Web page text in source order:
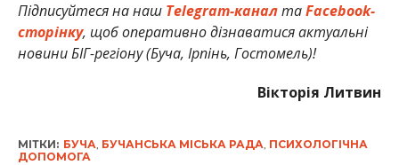
Підписуйтеся на наш Telegram-каналтаFacebook-
сторінку, щоб оперативно дізнаватися актуальні
новини БІГ-регіону (Буча, Ірпінь, Гостомель)!
Вікторія Литвин
МІТКИ: БУЧА, БУЧАНСЬКА МІСЬКА РАДА, ПСИХОЛОГІЧНА
ДОПОМОГА